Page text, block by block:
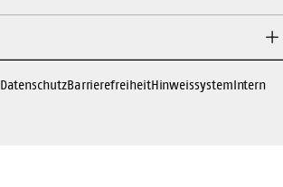
DatenschutzBarrierefreiheitHinweissystemIntern